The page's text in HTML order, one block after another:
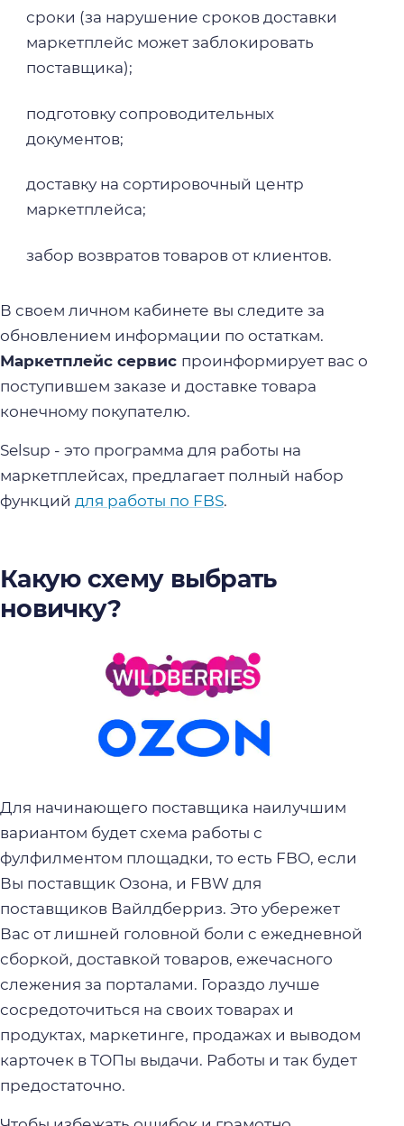
сроки (за нарушение сроков доставки
маркетплейс может заблокировать
поставщика);
подготовку сопроводительных
документов;
доставку на сортировочный центр
маркетплейса;
забор возвратов товаров от клиентов.
В своем личном кабинете вы следите за
обновлением информации по остаткам.
Маркетплейс сервис проинформирует вас о
поступившем заказе и доставке товара
конечному покупателю.
Selsup - это программа для работы на
маркетплейсах, предлагает полный набор
функций для работы по FBS.
Какую схему выбрать
новичку?
Для начинающего поставщика наилучшим
вариантом будет схема работы с
фулфилментом площадки, то есть FBO, если
Вы поставщик Озона, и FBW для
поставщиков Вайлдберриз. Это убережет
Вас от лишней головной боли с ежедневной
сборкой, доставкой товаров, ежечасного
слежения за порталами. Гораздо лучше
сосредоточиться на своих товарах и
продуктах, маркетинге, продажах и выводом
карточек в ТОПы выдачи. Работы и так будет
предостаточно.